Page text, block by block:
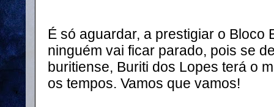
É só aguardar, a prestigiar o Bloco
ninguém vai ficar parado, pois se
buritiense, Buriti dos Lopes terá o
os tempos. Vamos que vamos!